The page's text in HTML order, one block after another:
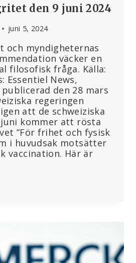
den 9 juni 2024
juni 5, 2024
och myndigheternas
väcker en
filosofisk fråga. Källa:
Essentiel News,
den 28 mars
regeringen
att de schweiziska
kommer att rösta
”För frihet och fysisk
i huvudsak motsätter
vaccination. Här är